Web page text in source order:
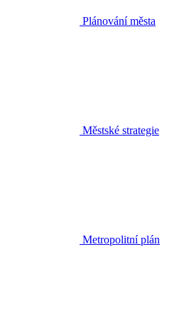
Plánování města
Městské strategie
Metropolitní plán